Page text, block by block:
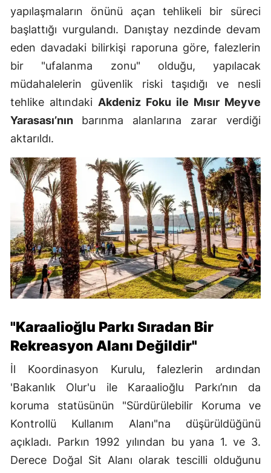
yapılaşmaların önünü açan tehlikeli bir süreci
başlattığı vurgulandı. Danıştay nezdinde devam
eden davadaki bilirkişi raporuna göre, falezlerin
bir "ufalanma zonu" olduğu, yapılacak
müdahalelerin güvenlik riski taşıdığı ve nesli
tehlike altındaki Akdeniz Foku ile Mısır Meyve
Yarasası’nın barınma alanlarına zarar verdiği
aktarıldı.
"Karaalioğlu Parkı Sıradan Bir
Rekreasyon Alanı Değildir"
İl Koordinasyon Kurulu, falezlerin ardından
'Bakanlık Olur'u ile Karaalioğlu Parkı’nın da
koruma statüsünün "Sürdürülebilir Koruma ve
Kontrollü Kullanım Alanı"na düşürüldüğünü
açıkladı. Parkın 1992 yılından bu yana 1. ve 3.
Derece Doğal Sit Alanı olarak tescilli olduğunu